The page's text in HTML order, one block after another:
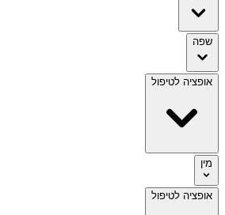
שפה
אופציה לטיפול
מין
אופציה לטיפול